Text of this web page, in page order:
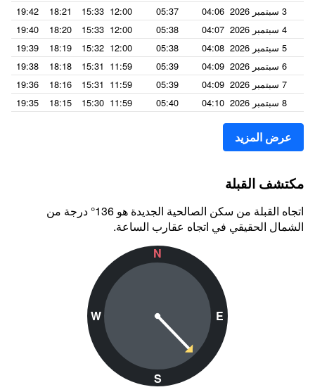
3 سبتمبر 2026
04:06
05:37
12:00
15:33
18:21
19:42
4 سبتمبر 2026
04:07
05:38
12:00
15:33
18:20
19:40
5 سبتمبر 2026
04:08
05:38
12:00
15:32
18:19
19:39
6 سبتمبر 2026
04:09
05:39
11:59
15:31
18:18
19:38
7 سبتمبر 2026
04:09
05:39
11:59
15:31
18:16
19:36
8 سبتمبر 2026
04:10
05:40
11:59
15:30
18:15
19:35
عرض المزيد
مكتشف القبلة
اتجاه القبلة من سكن الصالحية الجديدة هو 136° درجة من
الشمال الحقيقي في اتجاه عقارب الساعة.
N
W
S
E